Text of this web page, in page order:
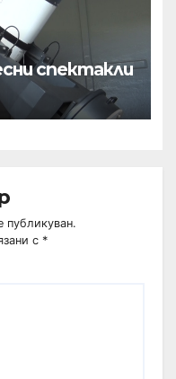
спектакли
публикуван.
с *